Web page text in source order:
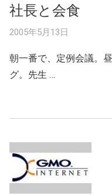
社長と会食
2005年5月13日
朝一番で、定例会議。
グ。先生 …